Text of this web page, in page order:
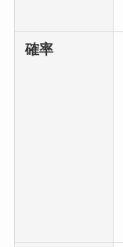
確率